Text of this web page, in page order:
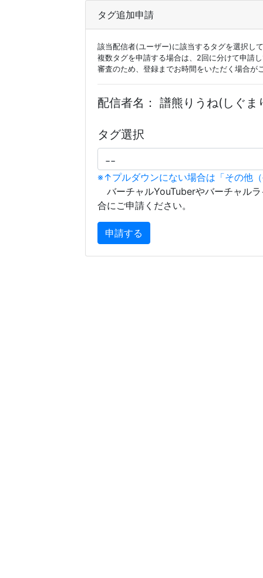
タグ追加申請
該当配信者(ユーザー)に該当するタグを選択し
複数タグを申請する場合は、2回に分けて申請
審査のため、登録までお時間をいただく場合が
配信者名： 譜熊りうね(しぐま
タグ選択
※↑プルダウンにない場合は「その他
バーチャルYouTuberやバーチャル
合にご申請ください。
申請する